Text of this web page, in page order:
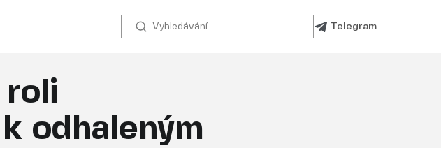
Telegram
roli
odhaleným